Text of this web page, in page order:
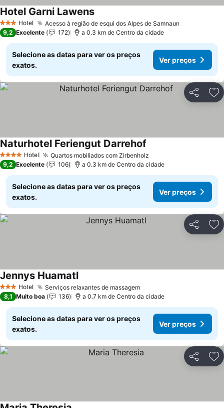
3 EstrelasHotel Acesso à região de esqui dos Alpes de Samnaun
Hotel Garni Lawens
9,2 Excelente 172 a 0.3 km de Centro da cidade
Selecione as datas para ver os preços
exatos.
Ver preços
Partilhar
4 EstrelasHotel Quartos mobiliados com Zirbenholz
Naturhotel Feriengut Darrehof
9,2 Excelente 106 a 0.3 km de Centro da cidade
Selecione as datas para ver os preços
exatos.
Ver preços
Partilhar
3 EstrelasHotel Serviços relaxantes de massagem
Jennys Huamatl
8,1 Muito boa 136 a 0.7 km de Centro da cidade
Selecione as datas para ver os preços
exatos.
Ver preços
Partilhar